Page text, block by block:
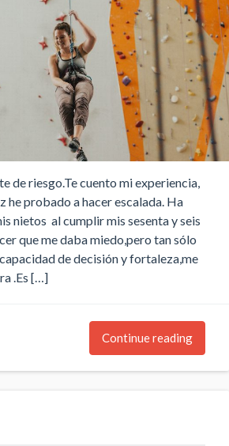
de riesgo.Te cuento mi experiencia,
he probado a hacer escalada. Ha
nietos al cumplir mis sesenta y seis
que me daba miedo,pero tan sólo
de decisión y fortaleza,me
.Es […]
Continue reading